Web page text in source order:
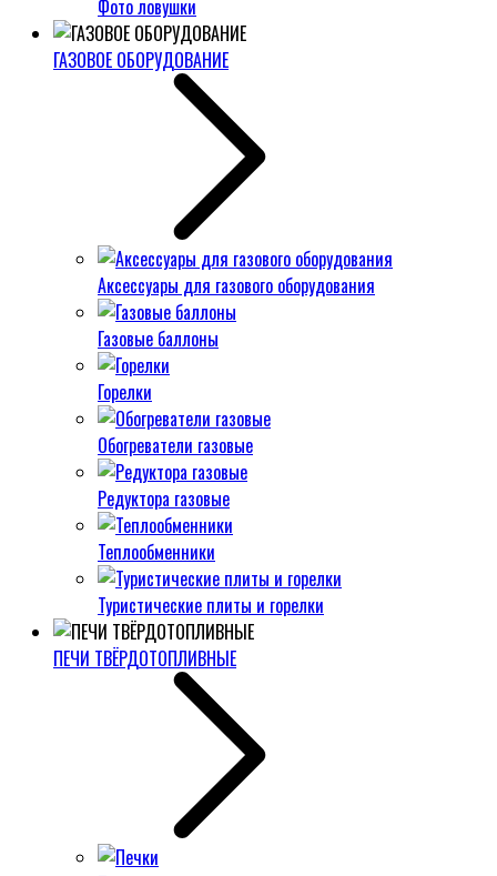
Фото ловушки
ГАЗОВОЕ ОБОРУДОВАНИЕ
Аксессуары для газового оборудования
Газовые баллоны
Горелки
Обогреватели газовые
Редуктора газовые
Теплообменники
Туристические плиты и горелки
ПЕЧИ ТВЁРДОТОПЛИВНЫЕ